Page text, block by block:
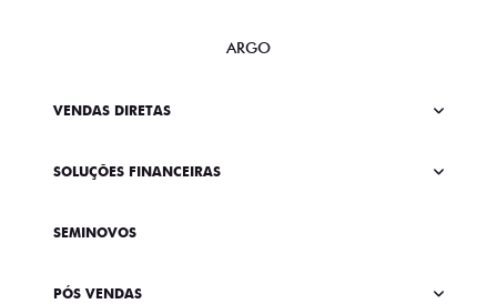
ARGO
VENDAS DIRETAS
SOLUÇÕES FINANCEIRAS
SEMINOVOS
PÓS VENDAS